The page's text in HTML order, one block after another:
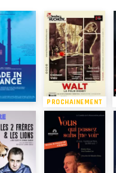
PROCHAINEMENT